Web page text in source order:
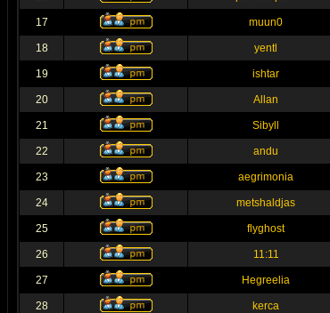
17 muun0
18 yentl
19 ishtar
20 Allan
21 Sibyll
22 andu
23 aegrimonia
24 metshaldjas
25 flyghost
26 11:11
27 Hegreelia
28 kerca